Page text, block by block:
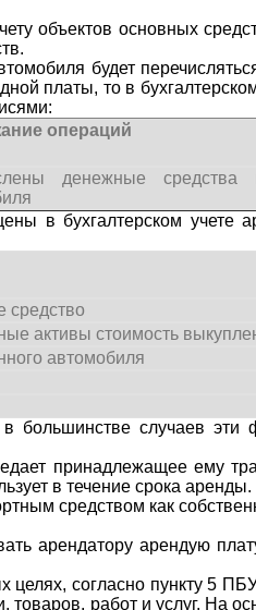
объектов основных
будет
платы, то в
операций
денежные
в бухгалтерском учете
средство
активы стоимость
автомобиля
большинстве случаев эти
принадлежащее ему
в течение срока аренды.
средством как
арендатору арендую
согласно пункту 5
работ и услуг. На